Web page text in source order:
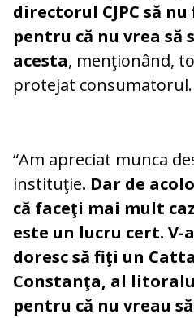
directorul CJPC să
pentru că nu vrea să
acesta, menţionând,
protejat consumatorul.
“Am apreciat munca
instituţie. Dar de
că faceţi mai mult
este un lucru cert. V-
doresc să fiţi un
Constanţa, al
pentru că nu vreau